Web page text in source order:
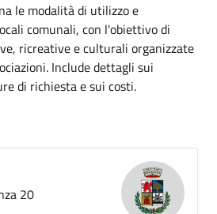
le modalità di utilizzo e
comunali, con l'obiettivo di
ricreative e culturali organizzate
Include dettagli sui
di richiesta e sui costi.
20